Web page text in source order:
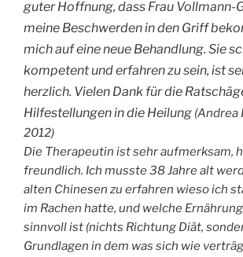
guter Hoffnung, dass Frau Vollmann-
meine Beschwerden in den Griff
mich auf eine neue Behandlung. Sie
kompetent und erfahren zu sein, ist
herzlich. Vielen Dank für die
Hilfestellungen in die Heilung (Andrea
2012)
Die Therapeutin ist sehr aufmerksam,
freundlich. Ich musste 38 Jahre alt
alten Chinesen zu erfahren wieso ich
im Rachen hatte, und welche
sinnvoll ist (nichts Richtung Diät,
Grundlagen in dem was sich wie